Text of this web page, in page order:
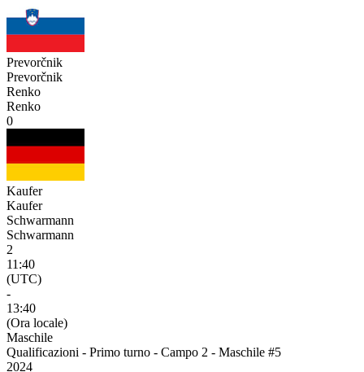
Prevorčnik
Prevorčnik
Renko
Renko
0
Kaufer
Kaufer
Schwarmann
Schwarmann
2
11:40
(UTC)
-
13:40
(Ora locale)
Maschile
Qualificazioni - Primo turno - Campo 2 - Maschile #5
2024